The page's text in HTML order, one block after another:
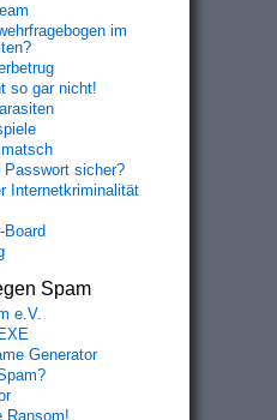
im
so gar nicht!
Passwort sicher?
Internetkriminalität
Board
Spam
e.V.
Generator
Ransom!